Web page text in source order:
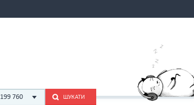
199 760 ШУКАТИ